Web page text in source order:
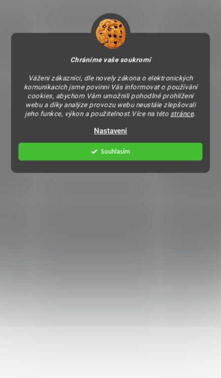
Chráníme vaše soukromí
Vážení zákazníci, dle novely zákona o elektronických
komunikacích jsme povinni Vás informovat o používání
cookies, abychom Vám umožnili pohodlné prohlížení
webu a díky analýze provozu webu neustále zlepšovali
jeho funkce, výkon a použitelnost.Více na této stránce.
Nastavení
Souhlasím